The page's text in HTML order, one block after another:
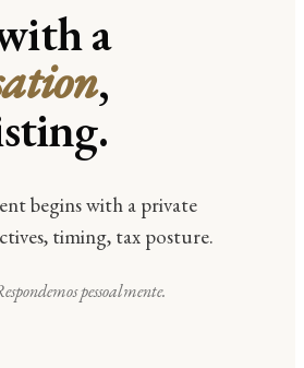
a
,
begins with a private
timing, tax posture.
pessoalmente.